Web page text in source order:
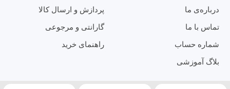
درباره‌ی ما
تماس با ما
شماره حساب
بلاگ آموزشی
پردازش و ارسال کالا
گارانتی و مرجوعی
راهنمای خرید